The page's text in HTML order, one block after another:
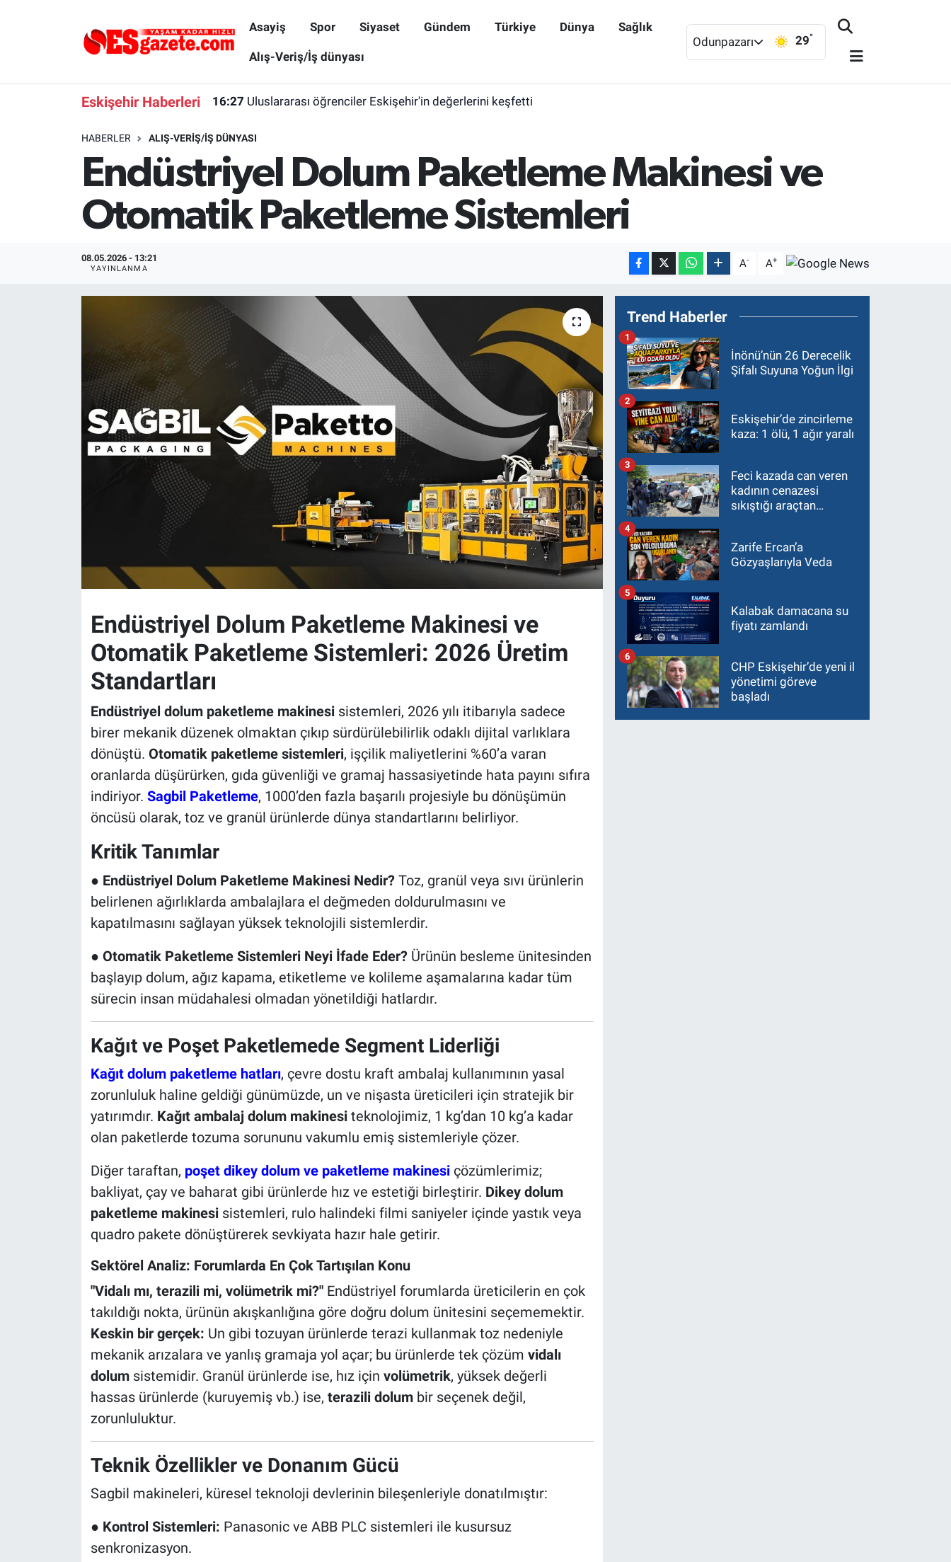
Asayiş Spor Siyaset Gündem Türkiye Dünya Sağlık
Alış-Veriş/İş dünyası
Odunpazarı 29°
Eskişehir Haberleri 16:27 Uluslararası öğrenciler Eskişehir'in değerlerini keşfetti
HABERLER ALIŞ-VERIŞ/İŞ DÜNYASI
Endüstriyel Dolum Paketleme Makinesi ve
Otomatik Paketleme Sistemleri
08.05.2026 - 13:21
YAYINLANMA A- A+
Endüstriyel Dolum Paketleme Makinesi ve
Otomatik Paketleme Sistemleri: 2026 Üretim
Standartları
Endüstriyel dolum paketleme makinesisistemleri, 2026 yılı itibarıyla sadece
birer mekanik düzenek olmaktan çıkıp sürdürülebilirlik odaklı dijital varlıklara
dönüştü. Otomatik paketleme sistemleri, işçilik maliyetlerini %60’a varan
oranlarda düşürürken, gıda güvenliği ve gramaj hassasiyetinde hata payını sıfıra
indiriyor. Sagbil Paketleme, 1000’den fazla başarılı projesiyle bu dönüşümün
öncüsü olarak, toz ve granül ürünlerde dünya standartlarını belirliyor.
Kritik Tanımlar
● Endüstriyel Dolum Paketleme Makinesi Nedir?Toz, granül veya sıvı ürünlerin
belirlenen ağırlıklarda ambalajlara el değmeden doldurulmasını ve
kapatılmasını sağlayan yüksek teknolojili sistemlerdir.
● Otomatik Paketleme Sistemleri Neyi İfade Eder?Ürünün besleme ünitesinden
başlayıp dolum, ağız kapama, etiketleme ve kolileme aşamalarına kadar tüm
sürecin insan müdahalesi olmadan yönetildiği hatlardır.
Kağıt ve Poşet Paketlemede Segment Liderliği
Kağıt dolum paketleme hatları, çevre dostu kraft ambalaj kullanımının yasal
zorunluluk haline geldiği günümüzde, un ve nişasta üreticileri için stratejik bir
yatırımdır. Kağıt ambalaj dolum makinesiteknolojimiz, 1 kg’dan 10 kg’a kadar
olan paketlerde tozuma sorununu vakumlu emiş sistemleriyle çözer.
Diğer taraftan, poşet dikey dolum ve paketleme makinesiçözümlerimiz;
bakliyat, çay ve baharat gibi ürünlerde hız ve estetiği birleştirir. Dikey dolum
paketleme makinesisistemleri, rulo halindeki filmi saniyeler içinde yastık veya
quadro pakete dönüştürerek sevkiyata hazır hale getirir.
Sektörel Analiz: Forumlarda En Çok Tartışılan Konu
"Vidalı mı, terazili mi, volümetrik mi?"Endüstriyel forumlarda üreticilerin en çok
takıldığı nokta, ürünün akışkanlığına göre doğru dolum ünitesini seçememektir.
Keskin bir gerçek: Un gibi tozuyan ürünlerde terazi kullanmak toz nedeniyle
mekanik arızalara ve yanlış gramaja yol açar; bu ürünlerde tek çözüm vidalı
dolumsistemidir. Granül ürünlerde ise, hız için volümetrik, yüksek değerli
hassas ürünlerde (kuruyemiş vb.) ise, terazili dolumbir seçenek değil,
zorunluluktur.
Teknik Özellikler ve Donanım Gücü
Sagbil makineleri, küresel teknoloji devlerinin bileşenleriyle donatılmıştır:
● Kontrol Sistemleri: Panasonic ve ABB PLC sistemleri ile kusursuz
senkronizasyon.
Trend Haberler
İnönü’nün 26 Derecelik
Şifalı Suyuna Yoğun İlgi
1
Eskişehir’de zincirleme
kaza: 1 ölü, 1 ağır yaralı
2
Feci kazada can veren
kadının cenazesi
sıkıştığı araçtan
3
Zarife Ercan’a
Gözyaşlarıyla Veda
4
Kalabak damacana su
fiyatı zamlandı
5
CHP Eskişehir’de yeni il
yönetimi göreve
başladı
6
Eskişehirspor Arşivi
Eskişehir Arşivi
Bilim ve Teknoloji
Eskişehir Nöbetçi Eczaneler
Süper Lig Puan Durumu ve Fikstür
Tüm Manşetler
Haber Arşivi